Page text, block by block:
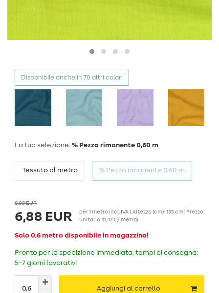
Disponibile anche in 70 altri colori
La tua selezione: % Pezzo rimanente 0,60 m
Tessuto al metro % Pezzo rimanente 0,60 m
8,09 EUR
6,88 EUR per1 metroincl. IVA( Altezza (cm): 135 cm | Prezzo
unitario 11,47 € / metro)
Solo 0,6 metro disponibile in magazzino!
Pronto per la spedizione immediata, tempi di consegna:
5–7 giorni lavorativi
Aggiungi al carrello